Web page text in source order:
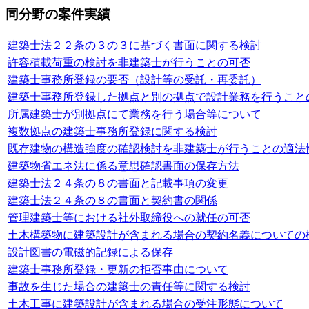
同分野の案件実績
建築士法２２条の３の３に基づく書面に関する検討
許容積載荷重の検討を非建築士が行うことの可否
建築士事務所登録の要否（設計等の受託・再委託）
建築士事務所登録した拠点と別の拠点で設計業務を行うこと
所属建築士が別拠点にて業務を行う場合等について
複数拠点の建築士事務所登録に関する検討
既存建物の構造強度の確認検討を非建築士が行うことの適法
建築物省エネ法に係る意思確認書面の保存方法
建築士法２４条の８の書面と記載事項の変更
建築士法２４条の８の書面と契約書の関係
管理建築士等における社外取締役への就任の可否
土木構築物に建築設計が含まれる場合の契約名義についての
設計図書の電磁的記録による保存
建築士事務所登録・更新の拒否事由について
事故を生じた場合の建築士の責任等に関する検討
土木工事に建築設計が含まれる場合の受注形態について